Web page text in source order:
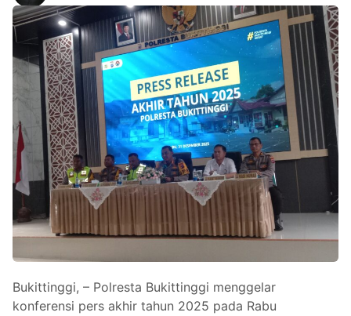
Bukittinggi, – Polresta Bukittinggi menggelar
konferensi pers akhir tahun 2025 pada Rabu